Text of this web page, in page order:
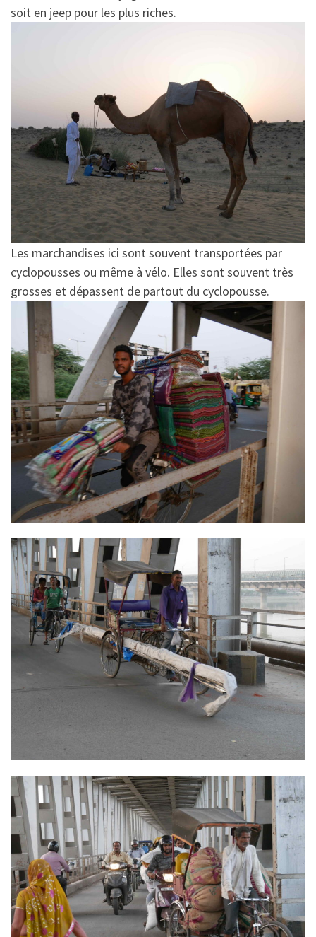
soit en jeep pour les plus riches.
Les marchandises ici sont souvent transportées par
cyclopousses ou même à vélo. Elles sont souvent très
grosses et dépassent de partout du cyclopousse.